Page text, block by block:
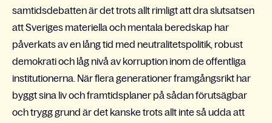
samtidsdebatten är det trots allt rimligt att dra slutsatsen
att Sveriges materiella och mentala beredskap har
påverkats av en lång tid med neutralitetspolitik, robust
demokrati och låg nivå av korruption inom de offentliga
institutionerna. När flera generationer framgångsrikt har
byggt sina liv och framtidsplaner på sådan förutsägbar
och trygg grund är det kanske trots allt inte så udda att